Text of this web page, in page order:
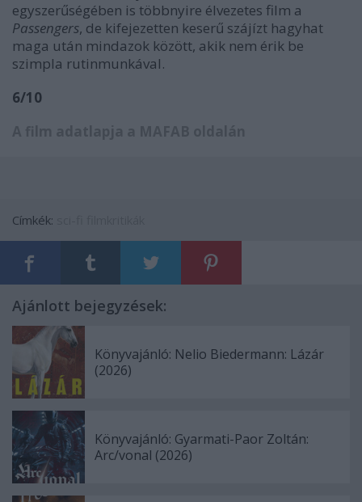
egyszerűségében is többnyire élvezetes film a
Passengers, de kifejezetten keserű szájízt hagyhat
maga után mindazok között, akik nem érik be
szimpla rutinmunkával.
6/10
Címkék:
Ajánlott bejegyzések:
Könyvajánló: Nelio Biedermann: Lázár
(2026)
Könyvajánló: Gyarmati-Paor Zoltán:
Arc/vonal (2026)